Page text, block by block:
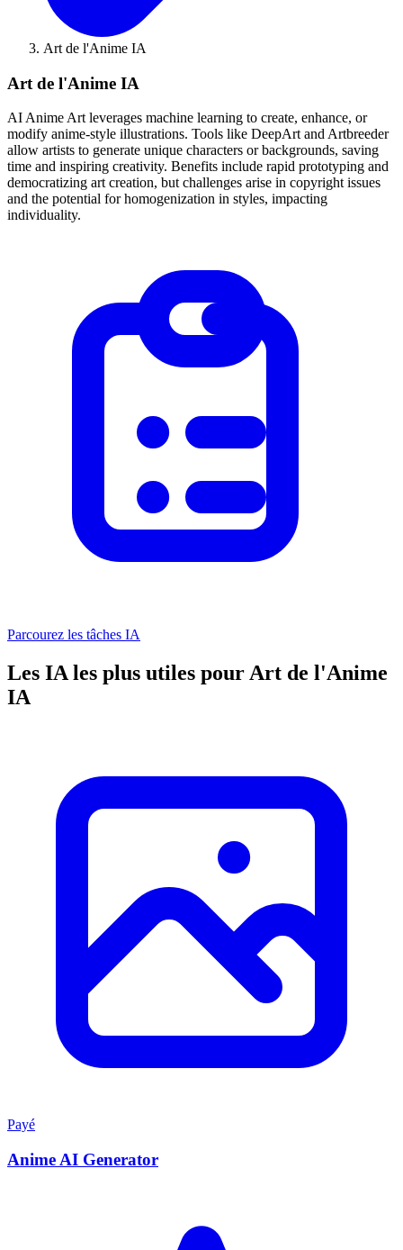
Art de l'Anime IA
Art de l'Anime IA
AI Anime Art leverages machine learning to create, enhance, or
modify anime-style illustrations. Tools like DeepArt and Artbreeder
allow artists to generate unique characters or backgrounds, saving
time and inspiring creativity. Benefits include rapid prototyping and
democratizing art creation, but challenges arise in copyright issues
and the potential for homogenization in styles, impacting
individuality.
Parcourez les tâches IA
Les IA les plus utiles pour Art de l'Anime
IA
Payé
Anime AI Generator